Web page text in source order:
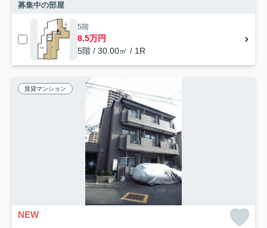
募集中の部屋
5階
8.5万円
5階 / 30.00㎡ / 1R
賃貸マンション
NEW